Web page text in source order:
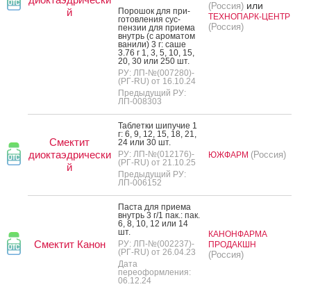
й
По­рошок для при­
готов­ле­ния сус­
пензии для при­ема
внутрь (с аро­матом
ва­нили) 3 г: са­ше
3.76 г 1, 3, 5, 10, 15,
20, 30 или 250 шт.
РУ: ЛП-№(007280)-
(РГ-RU) от 16.10.24
Предыдущий РУ:
ЛП-008303
(Россия) или
ТЕХНОПАРК-ЦЕНТР
(Россия)
Смектит
диоктаэдрически
й
Таб­летки ши­пучие 1
г: 6, 9, 12, 15, 18, 21,
24 или 30 шт.
РУ: ЛП-№(012176)-
(РГ-RU) от 21.10.25
Предыдущий РУ:
ЛП-006152
ЮЖФАРМ (Россия)
Смектит Канон
Пас­та для при­ема
внутрь 3 г/1 пак.: пак.
6, 8, 10, 12 или 14
шт.
РУ: ЛП-№(002237)-
(РГ-RU) от 26.04.23
Дата
переоформления:
06.12.24
КАНОНФАРМА
ПРОДАКШН
(Россия)